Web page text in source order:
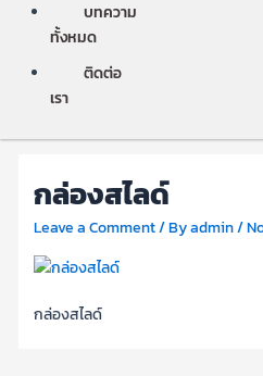
บทความ
ทั้งหมด
ติดต่อ
เรา
กล่องสไลด์
Leave a Comment/ Byadmin/
กล่องสไลด์